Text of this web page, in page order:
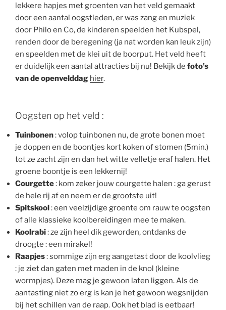
lekkere hapjes met groenten van het veld gemaakt
door een aantal oogstleden, er was zang en muziek
door Philo en Co, de kinderen speelden het Kubspel,
renden door de beregening (ja nat worden kan leuk zijn)
en speelden met de klei uit de boorput. Het veld heeft
er duidelijk een aantal attracties bij nu! Bekijk de foto’s
van de openvelddag hier.
Oogsten op het veld :
Tuinbonen: volop tuinbonen nu, de grote bonen moet
je doppen en de boontjes kort koken of stomen (5min.)
tot ze zacht zijn en dan het witte velletje eraf halen. Het
groene boontje is een lekkernij!
Courgette: kom zeker jouw courgette halen : ga gerust
de hele rij af en neem er de grootste uit!
Spitskool: een veelzijdige groente om rauw te oogsten
of alle klassieke koolbereidingen mee te maken.
Koolrabi: ze zijn heel dik geworden, ontdanks de
droogte : een mirakel!
Raapjes: sommige zijn erg aangetast door de koolvlieg
: je ziet dan gaten met maden in de knol (kleine
wormpjes). Deze mag je gewoon laten liggen. Als de
aantasting niet zo erg is kan je het gewoon wegsnijden
bij het schillen van de raap. Ook het blad is eetbaar!